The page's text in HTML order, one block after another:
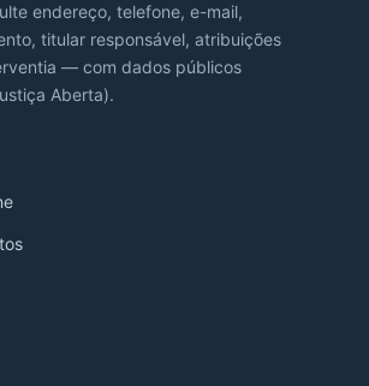
endereço, telefone, e-mail,
titular responsável, atribuições
— com dados públicos
Aberta).